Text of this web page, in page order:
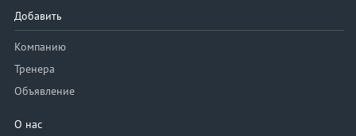
Добавить
Компанию
Тренера
Объявление
О нас